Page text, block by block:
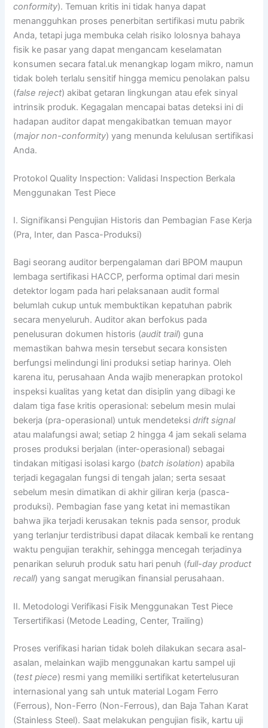
conformity). Temuan kritis ini tidak hanya dapat
menangguhkan proses penerbitan sertifikasi mutu pabrik
Anda, tetapi juga membuka celah risiko lolosnya bahaya
fisik ke pasar yang dapat mengancam keselamatan
konsumen secara fatal.uk menangkap logam mikro, namun
tidak boleh terlalu sensitif hingga memicu penolakan palsu
(false reject) akibat getaran lingkungan atau efek sinyal
intrinsik produk. Kegagalan mencapai batas deteksi ini di
hadapan auditor dapat mengakibatkan temuan mayor
(major non-conformity) yang menunda kelulusan sertifikasi
Anda.
Protokol Quality Inspection: Validasi Inspection Berkala
Menggunakan Test Piece
I. Signifikansi Pengujian Historis dan Pembagian Fase Kerja
(Pra, Inter, dan Pasca-Produksi)
Bagi seorang auditor berpengalaman dari BPOM maupun
lembaga sertifikasi HACCP, performa optimal dari mesin
detektor logam pada hari pelaksanaan audit formal
belumlah cukup untuk membuktikan kepatuhan pabrik
secara menyeluruh. Auditor akan berfokus pada
penelusuran dokumen historis (audit trail) guna
memastikan bahwa mesin tersebut secara konsisten
berfungsi melindungi lini produksi setiap harinya. Oleh
karena itu, perusahaan Anda wajib menerapkan protokol
inspeksi kualitas yang ketat dan disiplin yang dibagi ke
dalam tiga fase kritis operasional: sebelum mesin mulai
bekerja (pra-operasional) untuk mendeteksidrift signal
atau malafungsi awal; setiap 2 hingga 4 jam sekali selama
proses produksi berjalan (inter-operasional) sebagai
tindakan mitigasi isolasi kargo (batch isolation) apabila
terjadi kegagalan fungsi di tengah jalan; serta sesaat
sebelum mesin dimatikan di akhir giliran kerja (pasca-
produksi). Pembagian fase yang ketat ini memastikan
bahwa jika terjadi kerusakan teknis pada sensor, produk
yang terlanjur terdistribusi dapat dilacak kembali ke rentang
waktu pengujian terakhir, sehingga mencegah terjadinya
penarikan seluruh produk satu hari penuh (full-day product
recall) yang sangat merugikan finansial perusahaan.
II. Metodologi Verifikasi Fisik Menggunakan Test Piece
Tersertifikasi (Metode Leading, Center, Trailing)
Proses verifikasi harian tidak boleh dilakukan secara asal-
asalan, melainkan wajib menggunakan kartu sampel uji
(test piece) resmi yang memiliki sertifikat ketertelusuran
internasional yang sah untuk material Logam Ferro
(Ferrous), Non-Ferro (Non-Ferrous), dan Baja Tahan Karat
(Stainless Steel). Saat melakukan pengujian fisik, kartu uji